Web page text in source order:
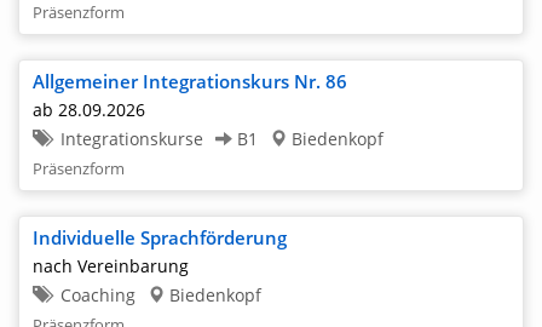
Präsenzform
Allgemeiner Integrationskurs Nr. 86
ab 28.09.2026
Integrationskurse
B1 Biedenkopf
Präsenzform
Individuelle Sprachförderung
nach Vereinbarung
Coaching
Biedenkopf